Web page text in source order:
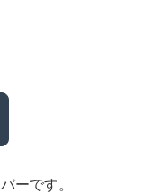
ーです。